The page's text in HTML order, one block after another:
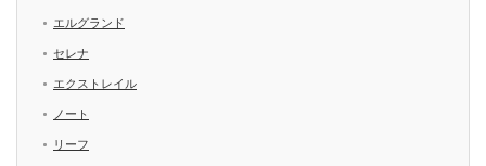
エルグランド
セレナ
エクストレイル
ノート
リーフ